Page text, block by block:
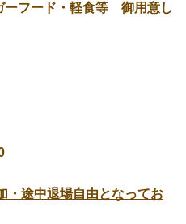
・軽食等 御用意し
・途中退場自由となってお